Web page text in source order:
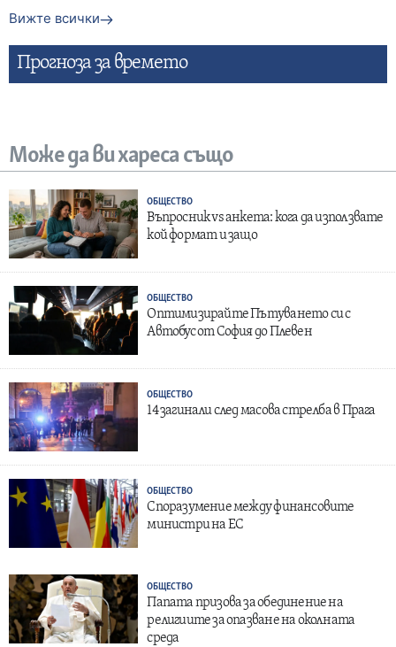
Вижте всички
Прогнозa за времето
Може да ви хареса също
ОБЩЕСТВО
Въпросник vs анкета: кога да използвате
кой формат и защо
ОБЩЕСТВО
Оптимизирайте Пътуването си с
Автобус от София до Плевен
ОБЩЕСТВО
14 загинали след масова стрелба в Прага
ОБЩЕСТВО
Споразумение между финансовите
министри на ЕС
ОБЩЕСТВО
Папата призова за обединение на
религиите за опазване на околната
среда